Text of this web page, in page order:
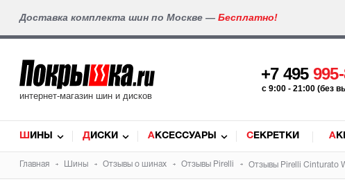
Доставка комплекта шин по Москве — Бесплатно!
интернет-магазин шин и дисков
+7 495
c 9:00 - 21:00 (без
ШИНЫ ДИСКИ АКСЕССУАРЫ СЕКРЕТКИ
Главная Шины Отзывы о шинах Отзывы Pirelli Отзывы Pirelli Cinturato